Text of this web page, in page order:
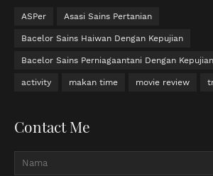
ASPer Asasi Sains Pertanian
Bacelor Sains Haiwan Dengan Kepujian
Bacelor Sains Perniagaantani Dengan Kepujian
activity makan time movie review
Contact Me